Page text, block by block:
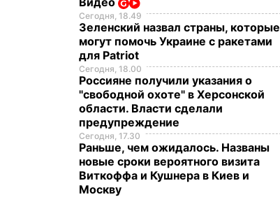
Сегодня, 18.49
Зеленский назвал страны, которые
могут помочь Украине с ракетами
для Patriot
Сегодня, 18.00
Россияне получили указания о
"свободной охоте" в Херсонской
области. Власти сделали
предупреждение
Сегодня, 17.30
Раньше, чем ожидалось. Названы
новые сроки вероятного визита
Виткоффа и Кушнера в Киев и
Москву